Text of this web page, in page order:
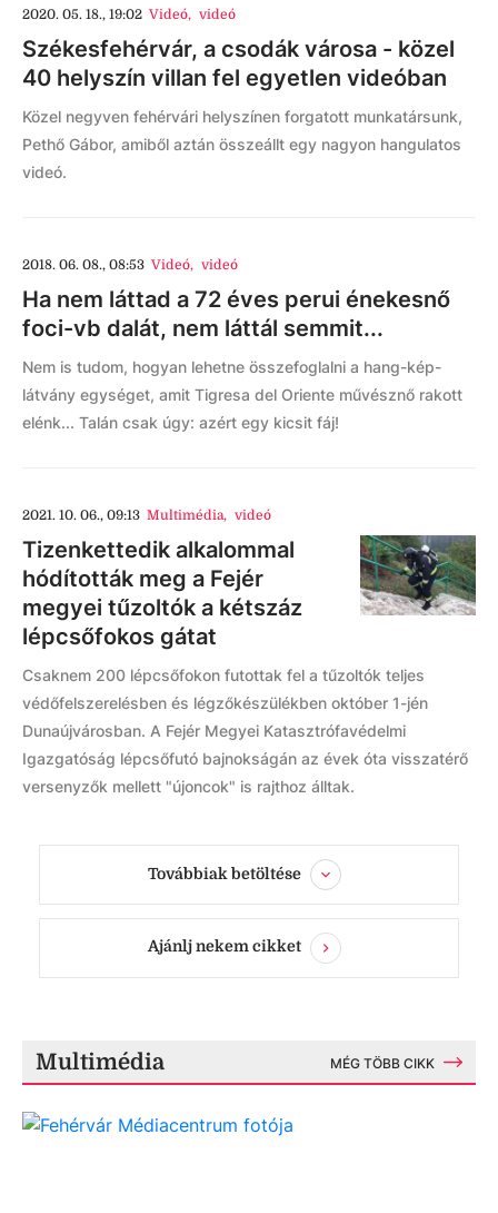
2020. 05. 18., 19:02 Videó, videó
Székesfehérvár, a csodák városa - közel
40 helyszín villan fel egyetlen videóban
Közel negyven fehérvári helyszínen forgatott munkatársunk,
Pethő Gábor, amiből aztán összeállt egy nagyon hangulatos
videó.
2018. 06. 08., 08:53 Videó, videó
Ha nem láttad a 72 éves perui énekesnő
foci-vb dalát, nem láttál semmit...
Nem is tudom, hogyan lehetne összefoglalni a hang-kép-
látvány egységet, amit Tigresa del Oriente művésznő rakott
elénk... Talán csak úgy: azért egy kicsit fáj!
2021. 10. 06., 09:13 Multimédia, videó
Tizenkettedik alkalommal
hódították meg a Fejér
megyei tűzoltók a kétszáz
lépcsőfokos gátat
Csaknem 200 lépcsőfokon futottak fel a tűzoltók teljes
védőfelszerelésben és légzőkészülékben október 1-jén
Dunaújvárosban. A Fejér Megyei Katasztrófavédelmi
Igazgatóság lépcsőfutó bajnokságán az évek óta visszatérő
versenyzők mellett "újoncok" is rajthoz álltak.
Továbbiak betöltése
Ajánlj nekem cikket
Multimédia MÉG TÖBB CIKK